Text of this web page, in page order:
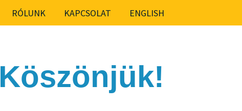
RÓLUNK KAPCSOLAT ENGLISH
Köszönjük!